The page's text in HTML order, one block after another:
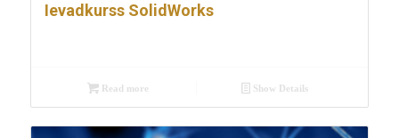
Ievadkurss SolidWorks
Read more Show Details